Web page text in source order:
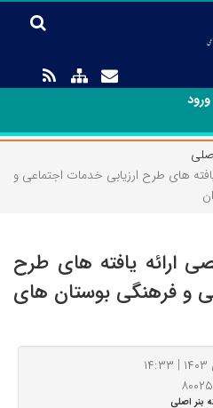
ورود
های طرح ارزیابی خدمات اجتماعی و
ارائه یافته های طرح
و فرهنگی بوستان های
بنر اصلی